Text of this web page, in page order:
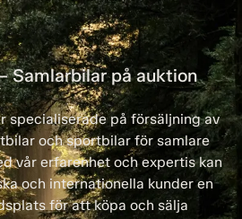
Samlarbilar på auktion
specialiserade på försäljning av
och sportbilar för samlare
vår erfarenhet och expertis kan
och internationella kunder en
för att köpa och sälja